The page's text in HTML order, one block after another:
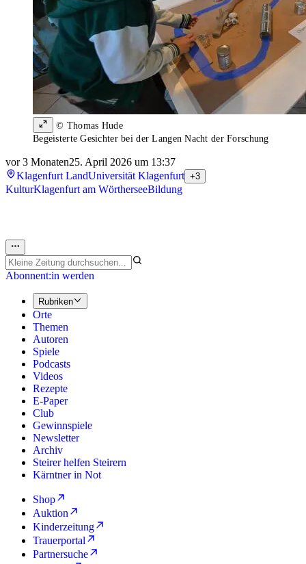
© Thomas Hude
Begeisterte Gesichter bei der Langen Nacht der Forschung
vor 3 Monaten25. April 2026 um 13:37
Klagenfurt LandUniversität Klagenfurt +3
KulturKlagenfurt am WörtherseeBildung
Abonnent:in werden
Rubriken
Orte
Themen
Autoren
Spiele
Podcasts
Videos
Rezepte
E-Paper
Club
Gewinnspiele
Newsletter
Archiv
Steirer helfen Steirern
Kärntner in Not
Shop
Auktion
Kinderzeitung
Trauerportal
Partnersuche